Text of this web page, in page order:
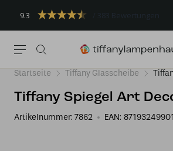
9.3
Startseite Tiffany Glasscheibe
Tiffany Spiegel Art
Artikelnummer: 7862 EAN: